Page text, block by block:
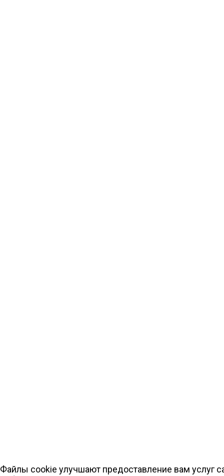
Файлы cookie улучшают предоставление вам услуг